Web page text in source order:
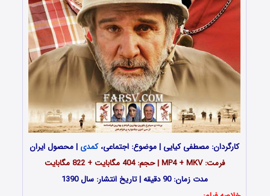
کارگردان: مصطفی کیایی | موضوع: اجتماعی،کمدی | محصول ایران
فرمت: MP4 + MKV | حجم: 404 مگابایت + 822 مگابایت
مدت زمان: 90 دقیقه | تاریخ انتشار: سال 1390